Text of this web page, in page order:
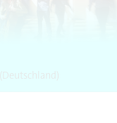
(Deutschland)